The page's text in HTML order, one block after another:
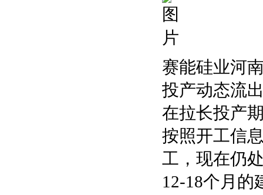
赛能硅业河
投产动态流
在拉长投产
按照开工信
工，现在仍
12-18个月的